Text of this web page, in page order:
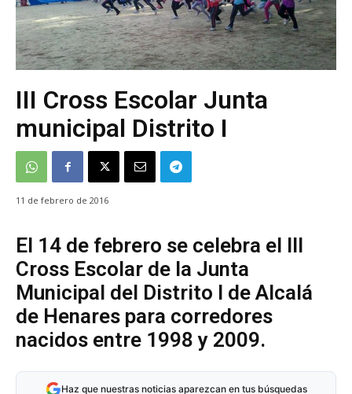
III Cross Escolar Junta
municipal Distrito I
11 de febrero de 2016
El 14 de febrero se celebra el III
Cross Escolar de la Junta
Municipal del Distrito I de Alcalá
de Henares para corredores
nacidos entre 1998 y 2009.
Haz que nuestras noticias aparezcan en tus búsquedas